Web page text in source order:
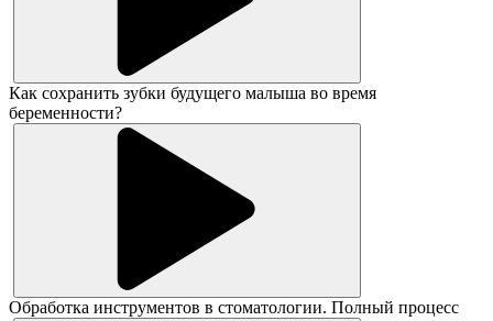
Как сохранить зубки будущего малыша во время
беременности?
Обработка инструментов в стоматологии. Полный процесс